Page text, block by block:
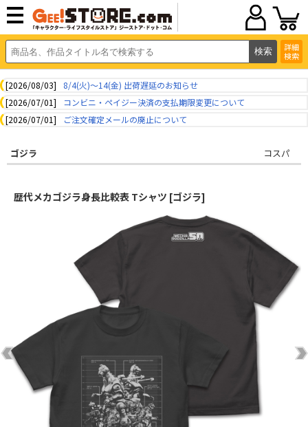
詳細
検索
[2026/08/03]
8/4(火)～14(金) 出荷遅延のお知らせ
[2026/07/01]
コンビニ・ペイジー決済の支払期限変更について
[2026/07/01]
ご注文確定メールの廃止について
ゴジラ コスパ
歴代メカゴジラ身長比較表 Tシャツ [ゴジラ]